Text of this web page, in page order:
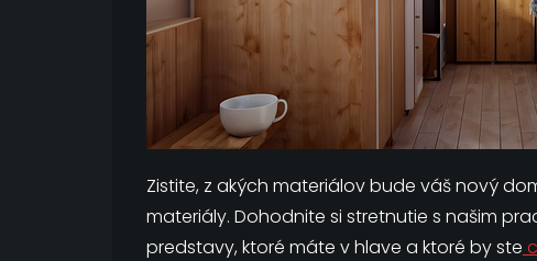
Zistite, z akých materiálov bude váš nový
materiály. Dohodnite si stretnutie s našim
predstavy, ktoré máte v hlave a ktoré by ste